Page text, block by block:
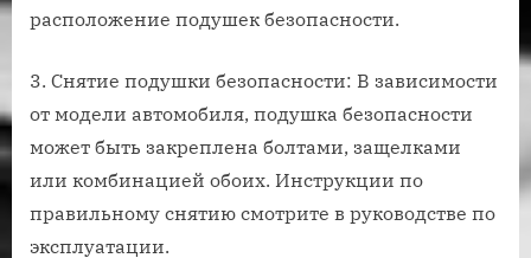
расположение подушек безопасности.
3. Снятие подушки безопасности: В зависимости
от модели автомобиля, подушка безопасности
может быть закреплена болтами, защелками
или комбинацией обоих. Инструкции по
правильному снятию смотрите в руководстве по
эксплуатации.